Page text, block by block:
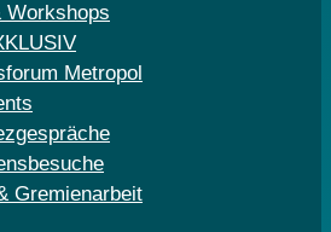
Workshops
Metropol
Gremienarbeit